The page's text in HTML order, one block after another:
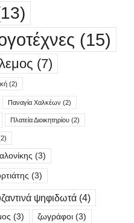
(15)
(7)
(2)
Παναγία Χαλκέων (2)
Πλατεία Διοικητηρίου (2)
(3)
(3)
ψηφιδωτά (4)
(3) ζωγράφοι (3)